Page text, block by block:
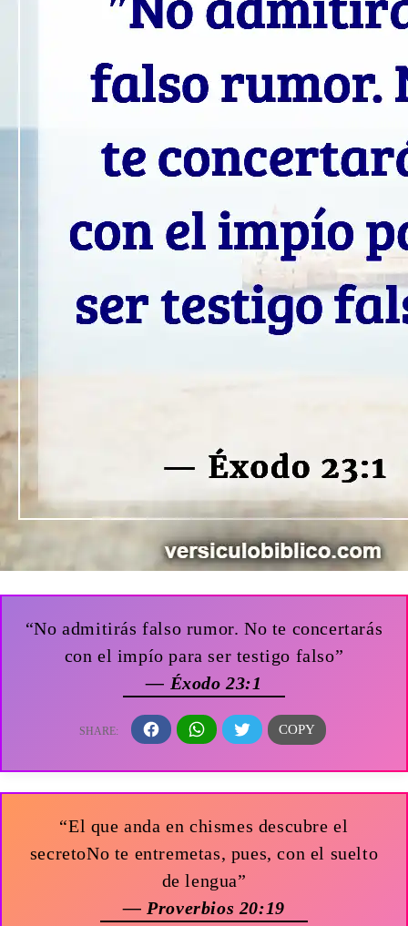
“No admitirás falso rumor. No te concertarás
con el impío para ser testigo falso”
— Éxodo 23:1
“El que anda en chismes descubre el
secretoNo te entremetas, pues, con el suelto
de lengua”
— Proverbios 20:19